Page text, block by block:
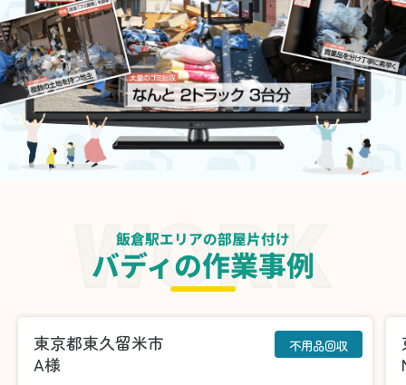
飯倉駅エリアの部屋片付け
バディの作業事例
東京都東久留米市
A様
不用品回収